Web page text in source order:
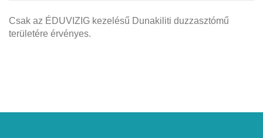
Csak az ÉDUVIZIG kezelésű Dunakiliti duzzasztómű
területére érvényes.